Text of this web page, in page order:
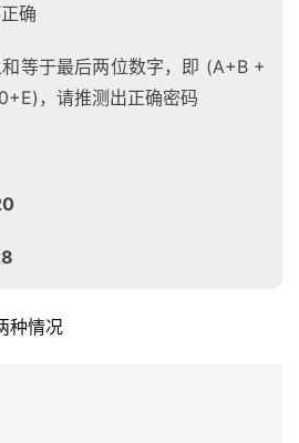
确
等于最后两位数字，即 (A+B +
，请推测出正确密码
种情况